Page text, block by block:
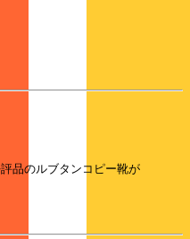
品のルブタンコピー靴が